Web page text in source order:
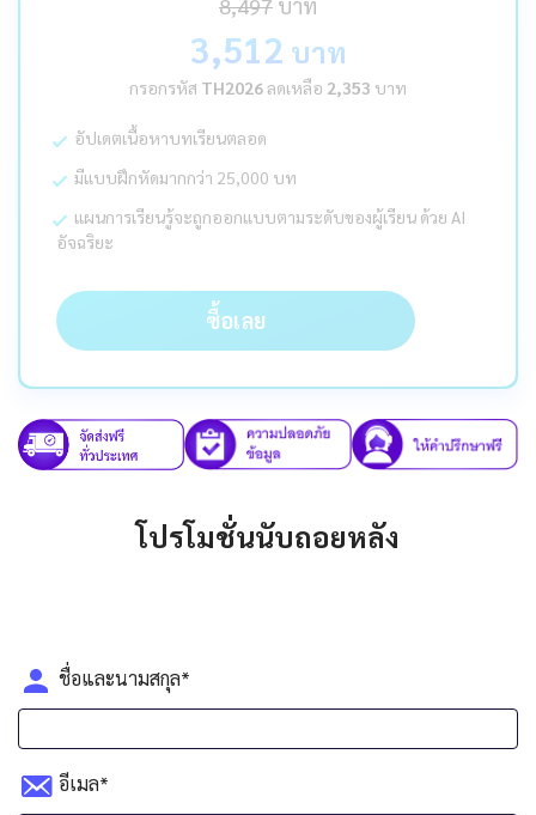
3,512 บาท
กรอกรหัส TH2026ลดเหลือ 2,353 บาท
อัปเดตเนื้อหาบทเรียนตลอด
มีแบบฝึกหัดมากกว่า 25,000 บท
แผนการเรียนรู้จะถูกออกแบบตามระดับของผู้เรียน ด้วย AI
อัจฉริยะ
ซื้อเลย
โปรโมชั่นนับถอยหลัง
ชื่อและนามสกุล*
อีเมล*